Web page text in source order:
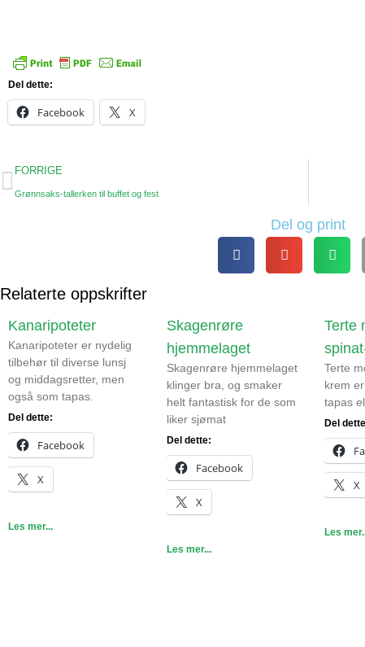
Del dette:
Facebook X
FORRIGE
Grønnsaks-tallerken til buffet og fest
Del og print
Relaterte oppskrifter
Kanaripoteter
Kanaripoteter er nydelig
tilbehør til diverse lunsj
og middagsretter, men
også som tapas.
Del dette:
Facebook
X
Les mer...
Skagenrøre
hjemmelaget
Skagenrøre hjemmelaget
klinger bra, og smaker
helt fantastisk for de som
liker sjømat
Del dette:
Facebook
X
Les mer...
Terte
Terte
krem
tapas
Del
X
Les